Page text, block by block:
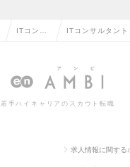
ITコンサ
の転職
ITコンサルタン
ト案件の求人情報
若手ハイキャリアのスカウト転職
求人情報に関する